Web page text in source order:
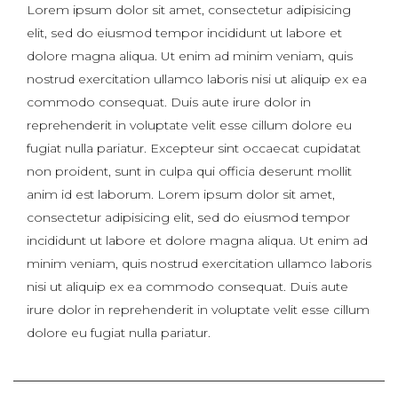
Lorem ipsum dolor sit amet, consectetur adipisicing
elit, sed do eiusmod tempor incididunt ut labore et
dolore magna aliqua. Ut enim ad minim veniam, quis
nostrud exercitation ullamco laboris nisi ut aliquip ex ea
commodo consequat. Duis aute irure dolor in
reprehenderit in voluptate velit esse cillum dolore eu
fugiat nulla pariatur. Excepteur sint occaecat cupidatat
non proident, sunt in culpa qui officia deserunt mollit
anim id est laborum. Lorem ipsum dolor sit amet,
consectetur adipisicing elit, sed do eiusmod tempor
incididunt ut labore et dolore magna aliqua. Ut enim ad
minim veniam, quis nostrud exercitation ullamco laboris
nisi ut aliquip ex ea commodo consequat. Duis aute
irure dolor in reprehenderit in voluptate velit esse cillum
dolore eu fugiat nulla pariatur.